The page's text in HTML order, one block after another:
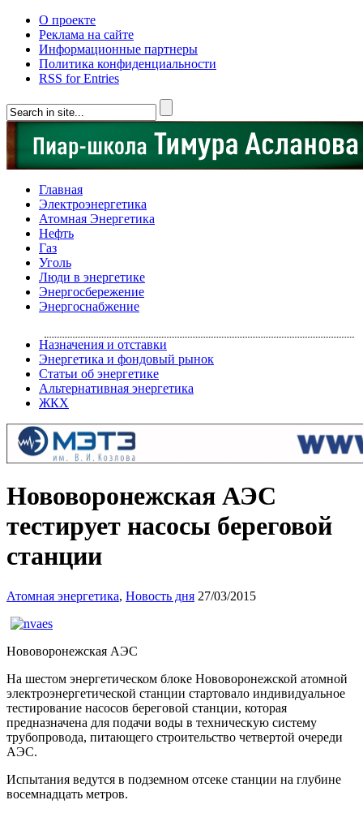
О проекте
Реклама на сайте
Информационные партнеры
Политика конфиденциальности
RSS for Entries
Главная
Электроэнергетика
Атомная Энергетика
Нефть
Газ
Уголь
Люди в энергетике
Энергосбережение
Энергоснабжение
Назначения и отставки
Энергетика и фондовый рынок
Статьи об энергетике
Альтернативная энергетика
ЖКХ
Нововоронежская АЭС
тестирует насосы береговой
станции
Атомная энергетика, Новость дня 27/03/2015
Нововоронежская АЭС
На шестом энергетическом блоке Нововоронежской атомной
электроэнергетической станции стартовало индивидуальное
тестирование насосов береговой станции, которая
предназначена для подачи воды в техническую систему
трубопровода, питающего строительство четвертой очереди
АЭС.
Испытания ведутся в подземном отсеке станции на глубине
восемнадцать метров.